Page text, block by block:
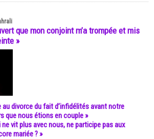
que mon conjoint m’a trompée et mis
»
au divorce du fait d’infidélités avant notre
que nous étions en couple »
ne vit plus avec nous, ne participe pas aux
mariée ? »